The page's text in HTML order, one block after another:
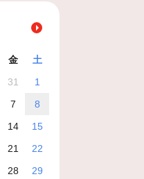
金
土
31
1
7
8
14
15
21
22
28
29